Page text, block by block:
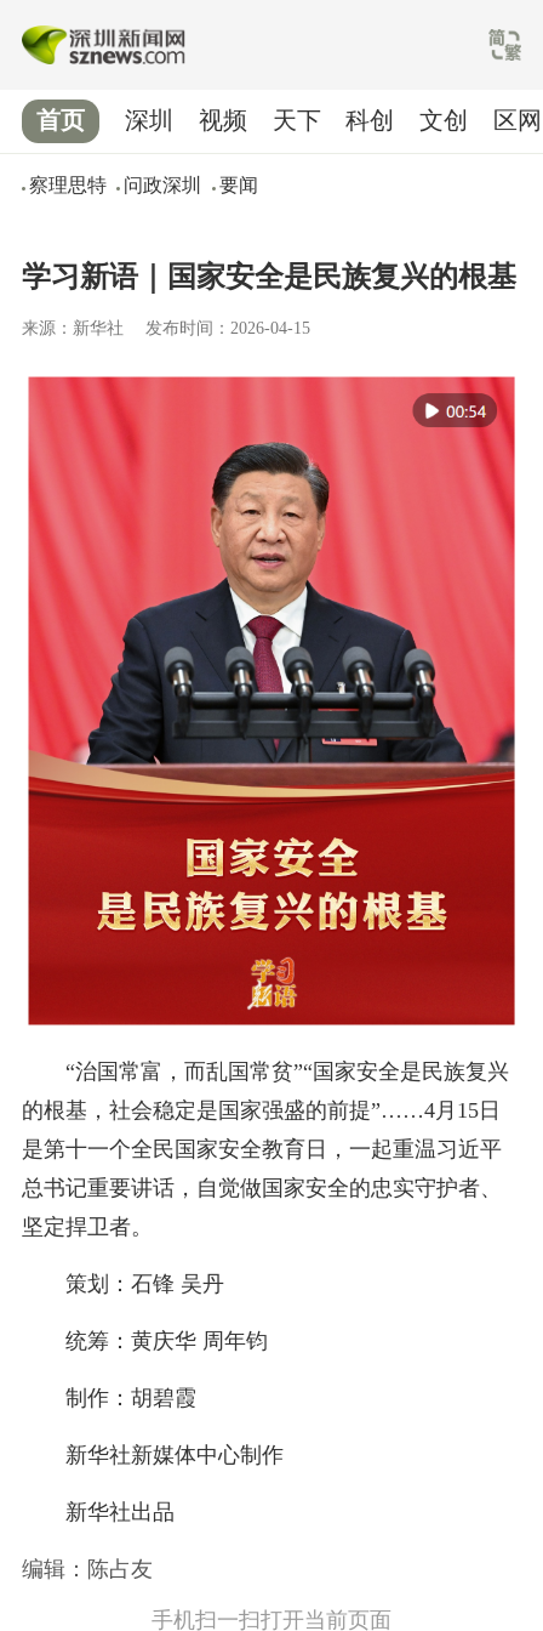
首页
察理思特 问政深圳 要闻
深圳 视频 天下 科创 文创 区网
学习新语｜国家安全是民族复兴的根基
来源：新华社 发布时间：2026-04-15
“治国常富，而乱国常贫”“国家安全是民族复兴
的根基，社会稳定是国家强盛的前提”……4月15日
是第十一个全民国家安全教育日，一起重温习近平
总书记重要讲话，自觉做国家安全的忠实守护者、
坚定捍卫者。
策划：石锋 吴丹
统筹：黄庆华 周年钧
制作：胡碧霞
新华社新媒体中心制作
新华社出品
编辑：陈占友
手机扫一扫打开当前页面